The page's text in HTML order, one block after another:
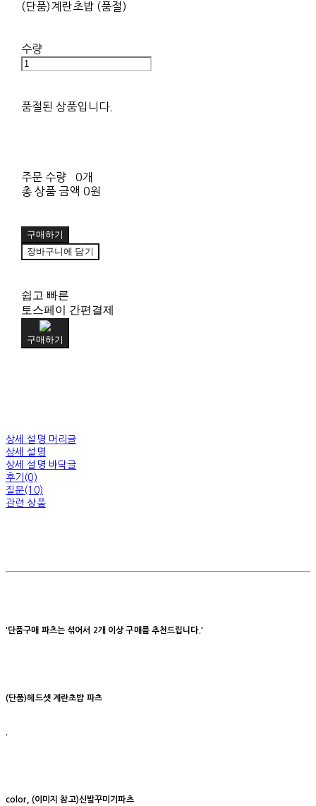
(단품)계란초밥 (품절)
수량
품절된 상품입니다.
주문 수량
0개
총 상품 금액 0원
구매하기
장바구니에 담기
쉽고 빠른
토스페이 간편결제
구매하기
상세 설명 머리글
상세 설명
상세 설명 바닥글
후기(0)
질문(10)
관련 상품
'단품구매 파츠는 섞어서 2개 이상 구매를 추천드립니다.'
(단품)헤드셋 계란초밥 파츠
color, (이미지 참고)신발꾸미기파츠